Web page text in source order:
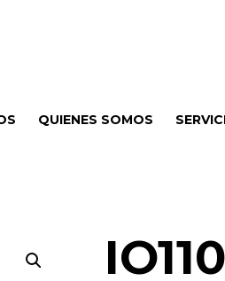
QUIENES SOMOS